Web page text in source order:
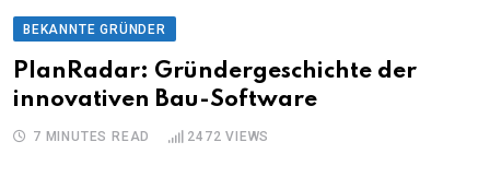
BEKANNTE GRÜNDER
PlanRadar: Gründergeschichte der
innovativen Bau-Software
7 MINUTES READ 2472 VIEWS